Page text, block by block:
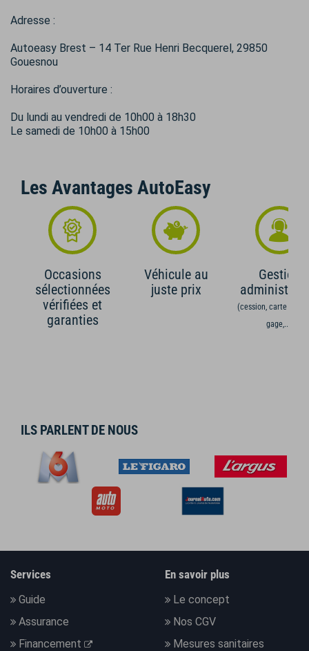
Adresse :
Autoeasy Brest – 14 Ter Rue Henri Becquerel, 29850
Gouesnou
Horaires d’ouverture :
Du lundi au vendredi de 10h00 à 18h30
Le samedi de 10h00 à 15h00
Les Avantages AutoEasy
Occasions
sélectionnées
vérifiées et
garanties
Véhicule au
juste prix
Gestion
(cession, carte grise,
gage,...)
ILS PARLENT DE NOUS
Services
Guide
Assurance
Financement
En savoir plus
Le concept
Nos CGV
Mesures sanitaires